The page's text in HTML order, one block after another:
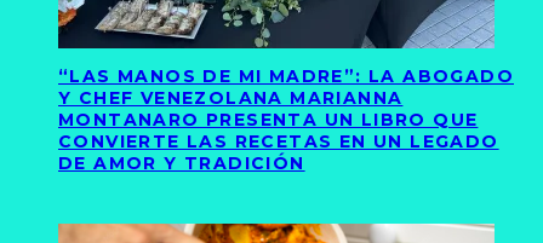
“LAS MANOS DE MI MADRE”: LA ABOGADO
Y CHEF VENEZOLANA MARIANNA
MONTANARO PRESENTA UN LIBRO QUE
CONVIERTE LAS RECETAS EN UN LEGADO
DE AMOR Y TRADICIÓN